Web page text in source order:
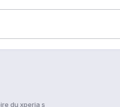
du xperia s